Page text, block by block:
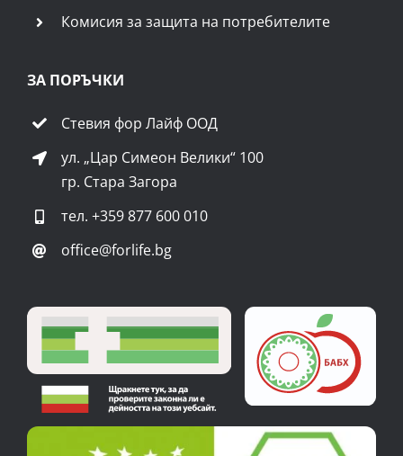
Комисия за защита на потребителите
ЗА ПОРЪЧКИ
Стевия фор Лайф ООД
ул. „Цар Симеон Велики“ 100
гр. Стара Загора
тел.+359 877 600 010
office@forlife.bg